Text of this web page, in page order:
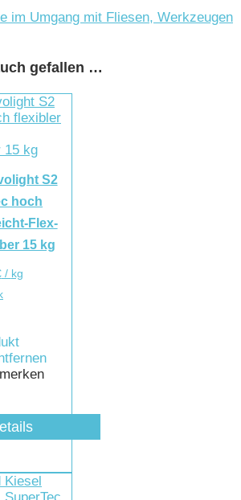
im Umgang mit Fliesen, Werkzeugen
gefallen …
S2
hoch
Flex-
15 kg
/ kg